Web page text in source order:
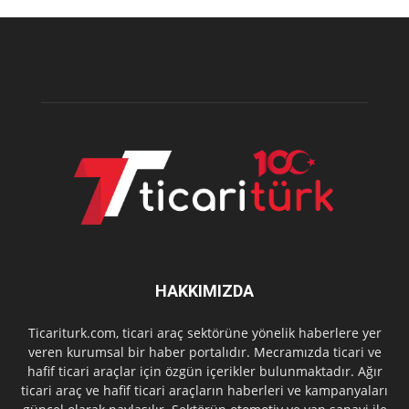
HAKKIMIZDA
Ticariturk.com, ticari araç sektörüne yönelik haberlere yer
veren kurumsal bir haber portalıdır. Mecramızda ticari ve
hafif ticari araçlar için özgün içerikler bulunmaktadır. Ağır
ticari araç ve hafif ticari araçların haberleri ve kampanyaları